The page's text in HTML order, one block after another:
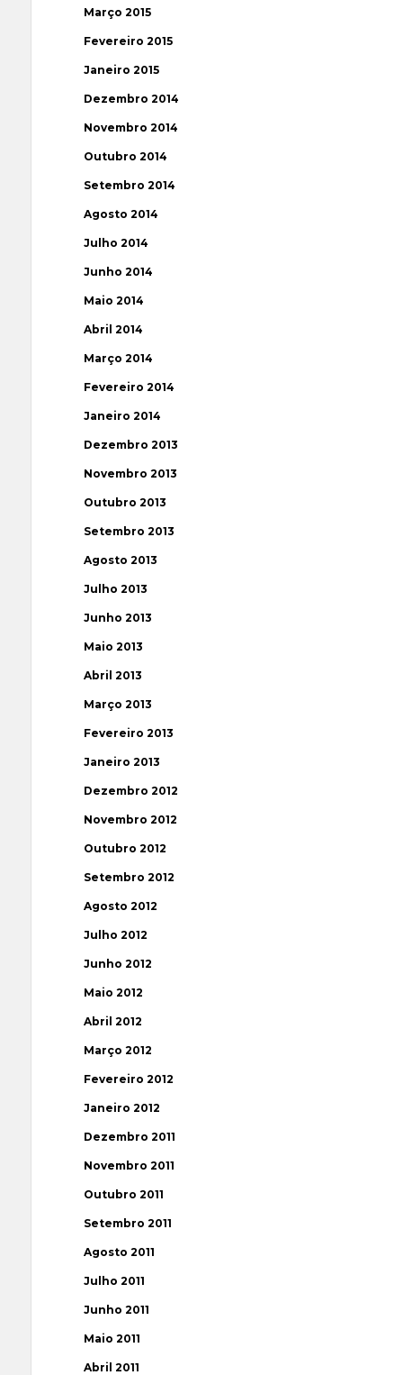
Março 2015
Fevereiro 2015
Janeiro 2015
Dezembro 2014
Novembro 2014
Outubro 2014
Setembro 2014
Agosto 2014
Julho 2014
Junho 2014
Maio 2014
Abril 2014
Março 2014
Fevereiro 2014
Janeiro 2014
Dezembro 2013
Novembro 2013
Outubro 2013
Setembro 2013
Agosto 2013
Julho 2013
Junho 2013
Maio 2013
Abril 2013
Março 2013
Fevereiro 2013
Janeiro 2013
Dezembro 2012
Novembro 2012
Outubro 2012
Setembro 2012
Agosto 2012
Julho 2012
Junho 2012
Maio 2012
Abril 2012
Março 2012
Fevereiro 2012
Janeiro 2012
Dezembro 2011
Novembro 2011
Outubro 2011
Setembro 2011
Agosto 2011
Julho 2011
Junho 2011
Maio 2011
Abril 2011